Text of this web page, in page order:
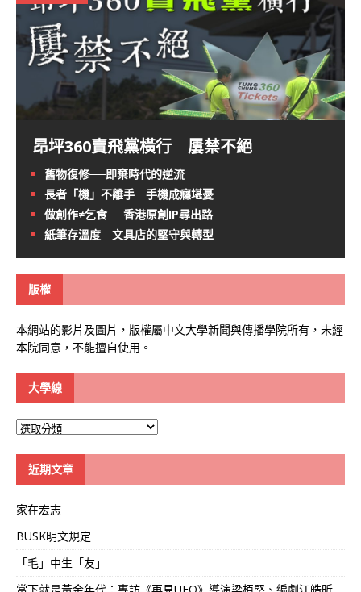
昂坪360賣飛黨橫行 屢禁不絕
舊物復修──即棄時代的逆流
長者「機」不離手 手機成癮堪憂
做創作≠乞食──香港原創IP尋出路
紙筆存溫度 文具店的堅守與轉型
版權
本網站的影片及圖片，版權屬中文大學新聞與傳播學院所有，未經
本院同意，不能擅自使用。
大學線
大
近期文章
家在宏志
BUSK明文規定
「毛」中生「友」